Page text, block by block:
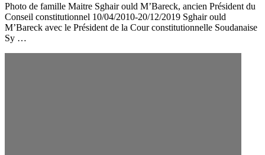
Photo de famille Maitre Sghair ould M’Bareck, ancien Président du
Conseil constitutionnel 10/04/2010-20/12/2019 Sghair ould
M’Bareck avec le Président de la Cour constitutionnelle Soudanaise
Sy …